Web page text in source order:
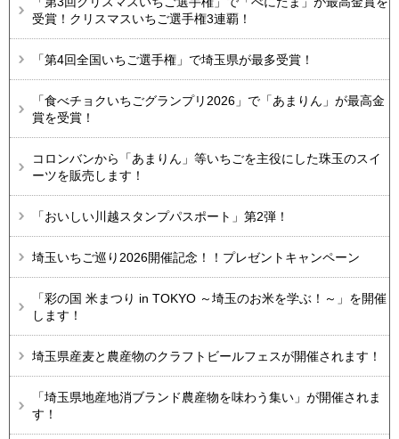
受賞！クリスマスいちご選手権3連覇！
「第4回全国いちご選手権」で埼玉県が最多受賞！
「食べチョクいちごグランプリ2026」で「あまりん」が最高金
賞を受賞！
コロンバンから「あまりん」等いちごを主役にした珠玉のスイ
ーツを販売します！
「おいしい川越スタンプパスポート」第2弾！
埼玉いちご巡り2026開催記念！！プレゼントキャンペーン
「彩の国 米まつり in TOKYO ～埼玉のお米を学ぶ！～」を開催
します！
埼玉県産麦と農産物のクラフトビールフェスが開催されます！
「埼玉県地産地消ブランド農産物を味わう集い」が開催されま
す！